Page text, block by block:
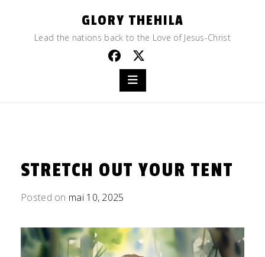
GLORY THEHILA
Lead the nations back to the Love of Jesus-Christ
STRETCH OUT YOUR TENT
Posted on mai 10, 2025